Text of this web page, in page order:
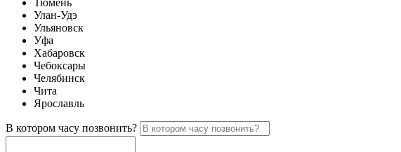
Улан-Удэ
Ульяновск
Уфа
Хабаровск
Чебоксары
Челябинск
Чита
Ярославль
В котором часу позвонить?